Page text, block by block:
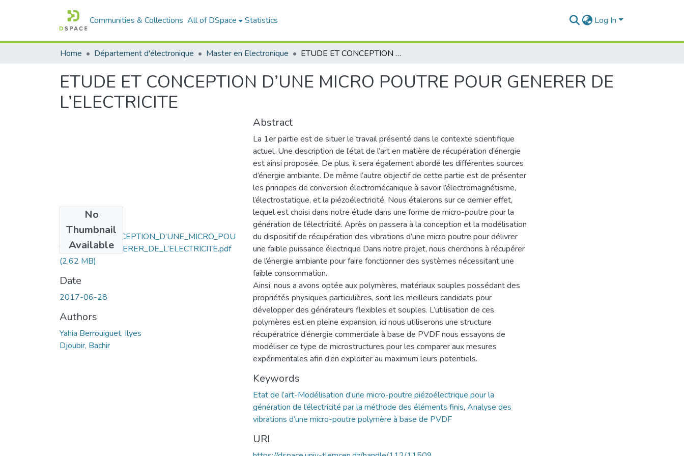
Communities & Collections All of DSpace Statistics Log In
Home Département d'électronique Master en Electronique ETUDE ET CONCEPTION D’UNE MICRO POUTRE POUR GENERER DE L’ELECTRICITE
ETUDE ET CONCEPTION D’UNE MICRO POUTRE POUR GENERER DE
L’ELECTRICITE
No
Thumbnail
Available
ETUDE_ET_CONCEPTION_D’UNE_MICRO_POU
TRE_POUR_GENERER_DE_L’ELECTRICITE.pdf
(2.62 MB)
Date
2017-06-28
Authors
Yahia Berrouiguet, Ilyes
Djoubir, Bachir
Abstract
La 1er partie est de situer le travail présenté dans le contexte scientifique
actuel. Une description de l’état de l’art en matière de récupération d’énergie
est ainsi proposée. De plus, il sera également abordé les différentes sources
d’énergie ambiante. De même l’autre objectif de cette partie est de présenter
les principes de conversion électromécanique à savoir l’électromagnétisme,
l’électrostatique, et la piézoélectricité. Nous étalerons sur ce dernier effet,
lequel est choisi dans notre étude dans une forme de micro-poutre pour la
génération de l’électricité. Après on passera à la conception et la modélisation
du dispositif de récupération des vibrations d’une micro poutre pour délivrer
une faible puissance électrique Dans notre projet, nous cherchons à récupérer
de l’énergie ambiante pour faire fonctionner des systèmes nécessitant une
faible consommation.
Ainsi, nous a avons optée aux polymères, matériaux souples possédant des
propriétés physiques particulières, sont les meilleurs candidats pour
développer des générateurs flexibles et souples. L’utilisation de ces
polymères est en pleine expansion, ici nous utiliserons une structure
récupératrice d’énergie commerciale à base de PVDF nous essayons de
modéliser ce type de microstructures pour les comparer aux mesures
expérimentales afin d’en exploiter au maximum leurs potentiels.
Keywords
Etat de l’art-Modélisation d’une micro-poutre piézoélectrique pour la
génération de l’électricité par la méthode des éléments finis, Analyse des
vibrations d’une micro-poutre polymère à base de PVDF
URI